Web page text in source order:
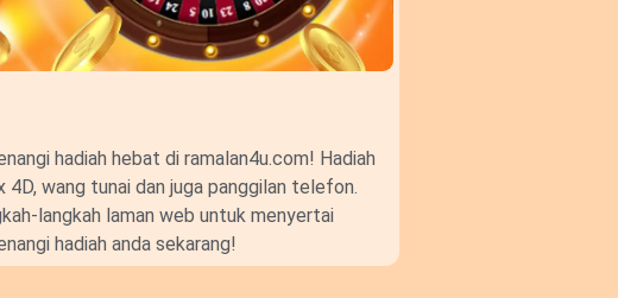
hadiah hebat di ramalan4u.com! Hadiah
wang tunai dan juga panggilan telefon.
langkah laman web untuk menyertai
hadiah anda sekarang!